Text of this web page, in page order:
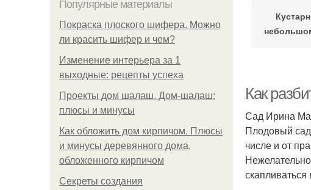
Популярные материалы
Покраска плоского шифера. Можно
ли красить шифер и чем?
Изменение интерьера за 1
выходные: рецепты успеха
Проекты дом шалаш. Дом-шалаш:
плюсы и минусы
Как обложить дом кирпичом. Плюсы
и минусы деревянного дома,
обложенного кирпичом
Секреты создания
Как
Сад Ирина
Плодовый
числе и от
скапливаться